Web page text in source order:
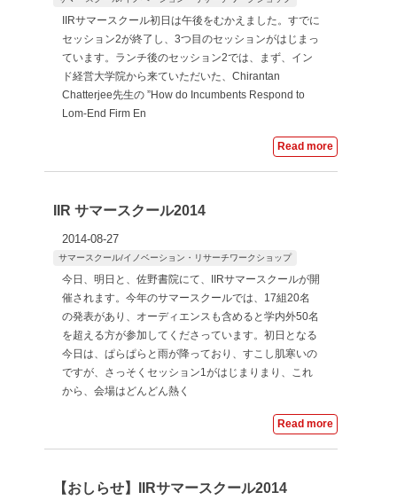
ー
シ
ョ
ン
セ
ン
タ
ー
IIRサマースクール初日は午後をむかえました。すでに
セッション2が終了し、3つ目のセッションがはじまっ
ています。ランチ後のセッション2では、まず、イン
ド経営大学院から来ていただいた、Chirantan
Chatterjee先生の ”How do Incumbents Respond to
Lom-End Firm En
Read more
IIR サマースクール2014
2014-08-27
サマースクール/イノベーション・リサーチワークショップ
今日、明日と、佐野書院にて、IIRサマースクールが開
催されます。今年のサマースクールでは、17組20名
の発表があり、オーディエンスも含めると学内外50名
を超える方が参加してくださっています。初日となる
今日は、ぱらぱらと雨が降っており、すこし肌寒いの
ですが、さっそくセッション1がはじまりまり、これ
から、会場はどんどん熱く
Read more
【おしらせ】IIRサマースクール2014